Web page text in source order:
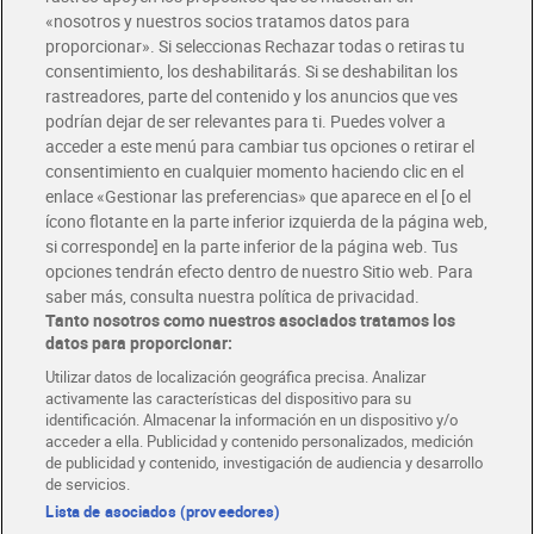
Glovo y Uber Eats
Solicita tu factura de Glovo o Uber Eats
Únete al CLUB Dia
Disfruta las ventajas y ofertas exclusivas.
Descárgate la APP Dia
Folletos y Tiendas
Descubre las mejores ofertas y busca tu tienda más cercana
Tarjeta MaX Dia
Te devuelve hasta 8€/mes de tus compras.
¡Solicita tu tarjeta de crédito aquí!
COMER MEJOR CADA DIA
COLABORA CON DIA ABRE TU TIENDA DIA CORPORATE
«nosotros y nuestros socios tratamos datos para
proporcionar». Si seleccionas Rechazar todas o retiras tu
consentimiento, los deshabilitarás. Si se deshabilitan los
rastreadores, parte del contenido y los anuncios que ves
podrían dejar de ser relevantes para ti. Puedes volver a
acceder a este menú para cambiar tus opciones o retirar el
consentimiento en cualquier momento haciendo clic en el
enlace «Gestionar las preferencias» que aparece en el [o el
ícono flotante en la parte inferior izquierda de la página web,
si corresponde] en la parte inferior de la página web. Tus
opciones tendrán efecto dentro de nuestro Sitio web. Para
saber más, consulta nuestra política de privacidad.
Tanto nosotros como nuestros asociados tratamos los
datos para proporcionar:
Utilizar datos de localización geográfica precisa. Analizar
activamente las características del dispositivo para su
identificación. Almacenar la información en un dispositivo y/o
acceder a ella. Publicidad y contenido personalizados, medición
de publicidad y contenido, investigación de audiencia y desarrollo
de servicios.
Lista de asociados (proveedores)